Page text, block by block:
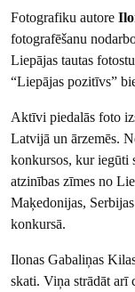
Fotografiku autore
fotografēšanu
Liepājas tautas
“Liepājas pozitīvs”
Aktīvi piedalās foto
Latvijā un ārzemēs.
konkursos, kur iegūti
atzinības zīmes no
Maķedonijas,
konkursā.
Ilonas Gabaliņas
skati. Viņa strādāt arī